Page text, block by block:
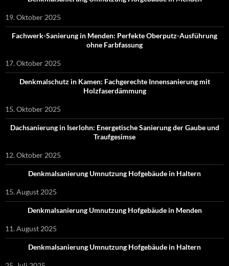
19. Oktober 2025
Fachwerk-Sanierung in Menden: Perfekte Oberputz-Ausführung
ohne Farbfassung
17. Oktober 2025
Denkmalschutz in Kamen: Fachgerechte Innensanierung mit
Holzfaserdämmung
15. Oktober 2025
Dachsanierung in Iserlohn: Energetische Sanierung der Gaube und
Traufgesimse
12. Oktober 2025
Denkmalsanierung Umnutzung Hofgebäude in Haltern
15. August 2025
Denkmalsanierung Umnutzung Hofgebäude in Menden
11. August 2025
Denkmalsanierung Umnutzung Hofgebäude in Haltern